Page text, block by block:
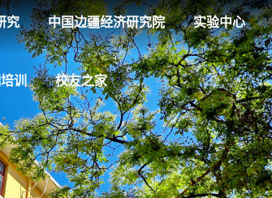
究 中国边疆经济研究院 实验中心
训 校友之家